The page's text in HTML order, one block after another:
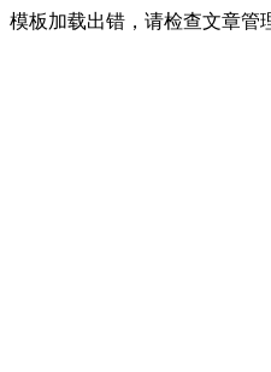
模板加载出错，请检查文章